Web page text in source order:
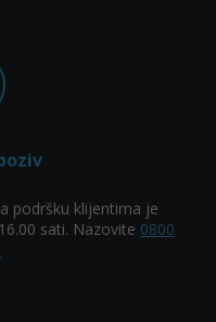
podršku klijentima je
sati. Nazovite 0800